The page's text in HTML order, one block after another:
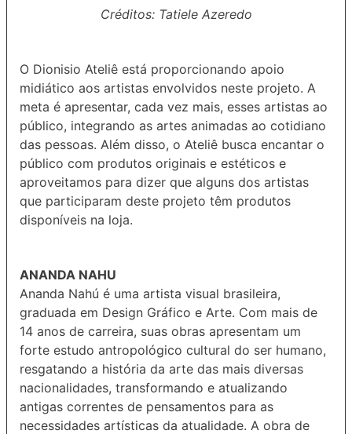
Créditos: Tatiele Azeredo
O Dionisio Ateliê está proporcionando apoio
midiático aos artistas envolvidos neste projeto. A
meta é apresentar, cada vez mais, esses artistas ao
público, integrando as artes animadas ao cotidiano
das pessoas. Além disso, o Ateliê busca encantar o
público com produtos originais e estéticos e
aproveitamos para dizer que alguns dos artistas
que participaram deste projeto têm produtos
disponíveis na loja.
ANANDA NAHU
Ananda Nahú é uma artista visual brasileira,
graduada em Design Gráfico e Arte. Com mais de
14 anos de carreira, suas obras apresentam um
forte estudo antropológico cultural do ser humano,
resgatando a história da arte das mais diversas
nacionalidades, transformando e atualizando
antigas correntes de pensamentos para as
necessidades artísticas da atualidade. A obra de